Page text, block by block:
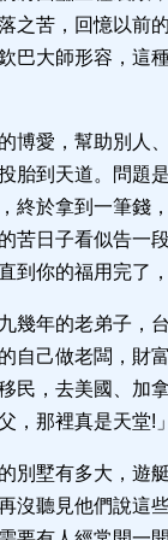
之苦，回憶以前
巴大師形容，這
博愛，幫助別人
胎到天道。問題
終於拿到一筆錢
苦日子看似告一
到你的福用完了
幾年的老弟子，
自己做老闆，財
民，去美國、加
，那裡真是天堂!」
別墅有多大，遊
沒聽見他們說這